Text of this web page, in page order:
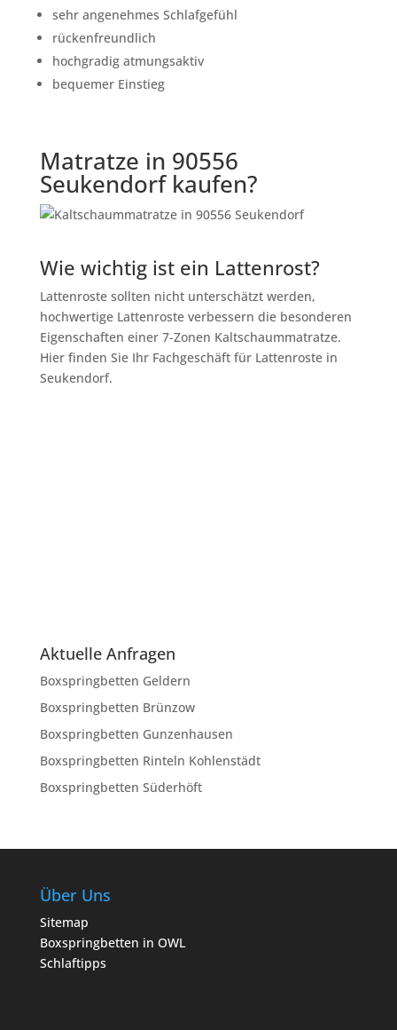
sehr angenehmes Schlafgefühl
rückenfreundlich
hochgradig atmungsaktiv
bequemer Einstieg
Matratze in 90556
Seukendorf kaufen?
Wie wichtig ist ein Lattenrost?
Lattenroste sollten nicht unterschätzt werden,
hochwertige Lattenroste verbessern die besonderen
Eigenschaften einer 7-Zonen Kaltschaummatratze.
Hier finden Sie Ihr Fachgeschäft für Lattenroste in
Seukendorf.
Aktuelle Anfragen
Boxspringbetten Geldern
Boxspringbetten Brünzow
Boxspringbetten Gunzenhausen
Boxspringbetten Rinteln Kohlenstädt
Boxspringbetten Süderhöft
Über Uns
Sitemap
Boxspringbetten in OWL
Schlaftipps